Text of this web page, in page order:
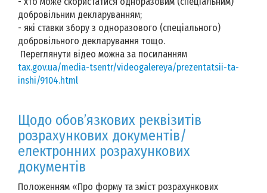
добровільним декларуванням;
- які ставки збору з одноразового (спеціального)
добровільного декларування тощо.
Переглянути відео можна за посиланням
tax.gov.ua/media-tsentr/videogalereya/prezentatsii-ta-
inshi/9104.html
Щодо обов’язкових реквізитів
розрахункових документів/
електронних розрахункових
документів
Положенням «Про форму та зміст розрахункових